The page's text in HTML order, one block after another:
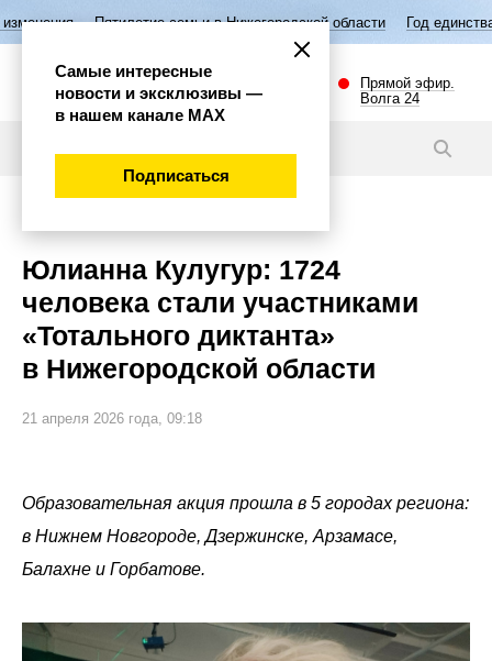
семьи в Нижегородской области Год единства народов
Прямой эфир.
Волга 24
Юлианна Кулугур: 1724
человека стали участниками
«Тотального диктанта»
в Нижегородской области
21 апреля 2026 года, 09:18
Образовательная акция прошла в 5 городах региона:
в Нижнем Новгороде, Дзержинске, Арзамасе,
Балахне и Горбатове.
Самые интересные
новости и эксклюзивы —
в нашем канале МАХ
Подписаться